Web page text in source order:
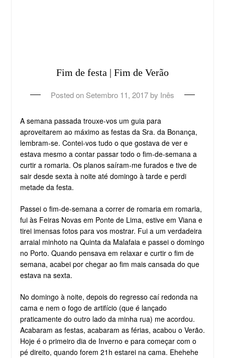
Fim de festa | Fim de Verão
Posted on Setembro 11, 2017 by Inês
A semana passada trouxe-vos um guia para
aproveitarem ao máximo as festas da Sra. da Bonança,
lembram-se. Contei-vos tudo o que gostava de ver e
estava mesmo a contar passar todo o fim-de-semana a
curtir a romaria. Os planos saíram-me furados e tive de
sair desde sexta à noite até domingo à tarde e perdi
metade da festa.
Passei o fim-de-semana a correr de romaria em romaria,
fui às Feiras Novas em Ponte de Lima, estive em Viana e
tirei imensas fotos para vos mostrar. Fui a um verdadeira
arraial minhoto na Quinta da Malafaia e passei o domingo
no Porto. Quando pensava em relaxar e curtir o fim de
semana, acabei por chegar ao fim mais cansada do que
estava na sexta.
No domingo à noite, depois do regresso caí redonda na
cama e nem o fogo de artifício (que é lançado
praticamente do outro lado da minha rua) me acordou.
Acabaram as festas, acabaram as férias, acabou o Verão.
Hoje é o primeiro dia de Inverno e para começar com o
pé direito, quando forem 21h estarei na cama. Ehehehe